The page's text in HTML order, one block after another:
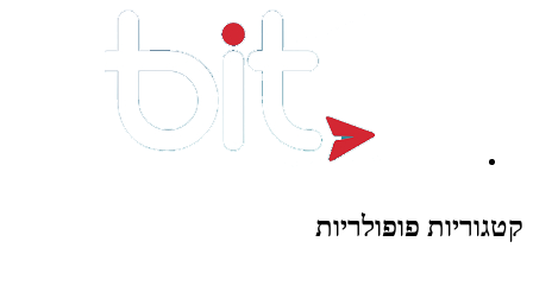
קטגוריות פופולריות